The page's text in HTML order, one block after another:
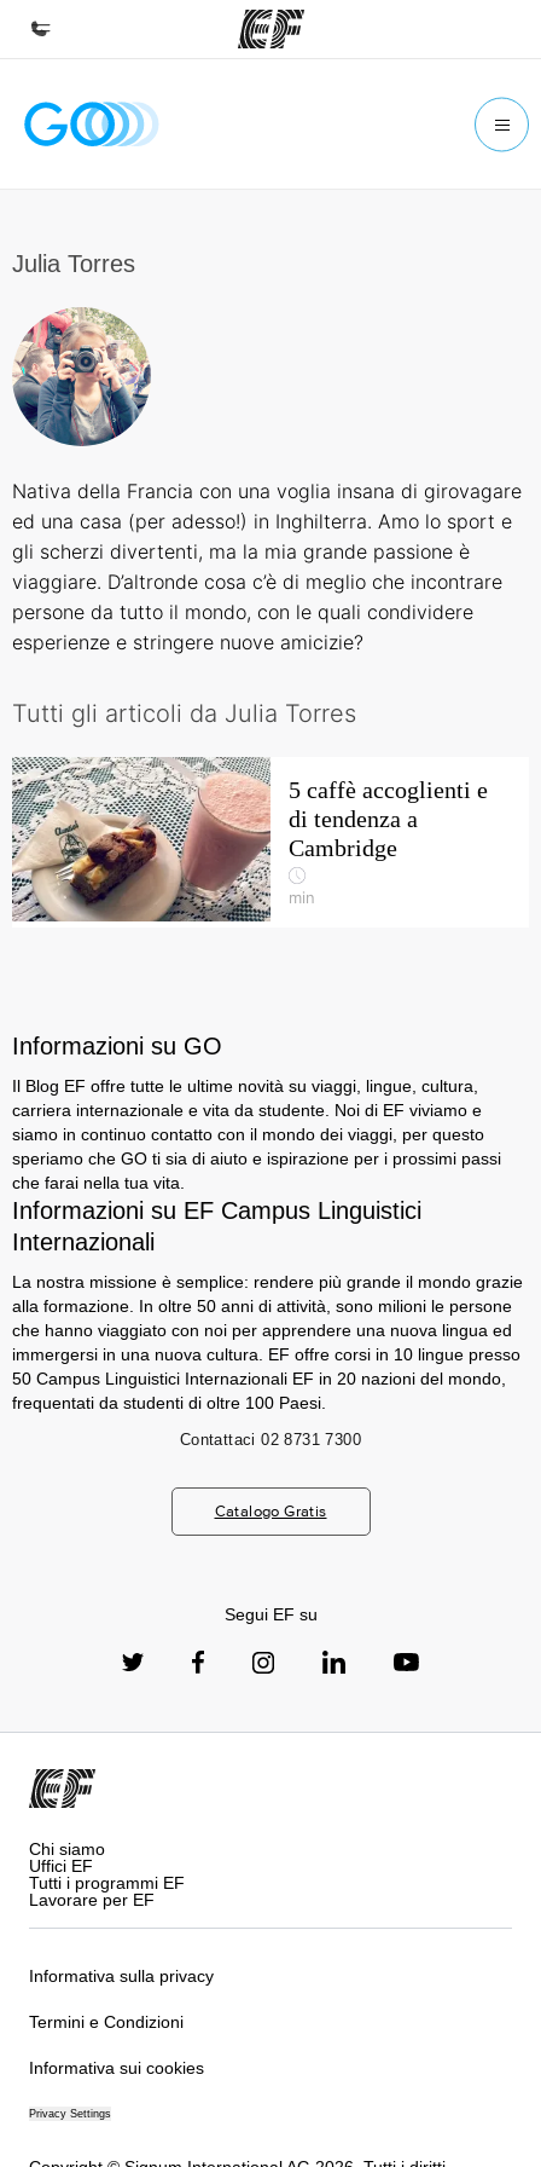
Homepage
Trova l'ufficio più vicino
Chi siamo
La nostra organizzazione
Julia Torres
Nativa della Francia con una voglia insana di girovagare
ed una casa (per adesso!) in Inghilterra. Amo lo sport e
gli scherzi divertenti, ma la mia grande passione è
viaggiare. D’altronde cosa c’è di meglio che incontrare
persone da tutto il mondo, con le quali condividere
esperienze e stringere nuove amicizie?
Tutti gli articoli da Julia Torres
5 caffè accoglienti e
di tendenza a
Cambridge
min
Informazioni su GO
Il Blog EF offre tutte le ultime novità su viaggi, lingue, cultura,
carriera internazionale e vita da studente. Noi di EF viviamo e
siamo in continuo contatto con il mondo dei viaggi, per questo
speriamo che GO ti sia di aiuto e ispirazione per i prossimi passi
che farai nella tua vita.
Informazioni su EF Campus Linguistici
Internazionali
La nostra missione è semplice: rendere più grande il mondo grazie
alla formazione. In oltre 50 anni di attività, sono milioni le persone
che hanno viaggiato con noi per apprendere una nuova lingua ed
immergersi in una nuova cultura. EF offre corsi in 10 lingue presso
50 Campus Linguistici Internazionali EF in 20 nazioni del mondo,
frequentati da studenti di oltre 100 Paesi.
Contattaci 02 8731 7300
Catalogo Gratis
Segui EF su
Chi siamo
Uffici EF
Tutti i programmi EF
Lavorare per EF
Informativa sulla privacy
Termini e Condizioni
Informativa sui cookies
Privacy Settings